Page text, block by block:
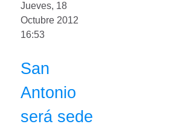
Jueves, 18
Octubre 2012
16:53
San
Antonio
será sede